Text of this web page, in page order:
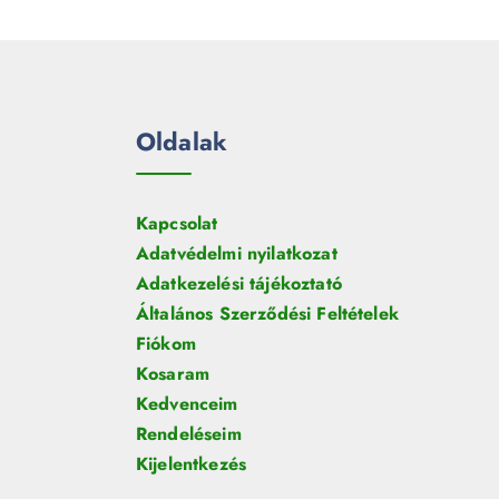
Oldalak
Kapcsolat
Adatvédelmi nyilatkozat
Adatkezelési tájékoztató
Általános Szerződési Feltételek
Fiókom
Kosaram
Kedvenceim
Rendeléseim
Kijelentkezés